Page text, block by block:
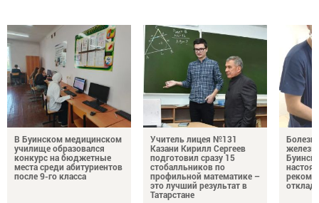
В Буинском медицинском
училище образовался
конкурс на бюджетные
места среди абитуриентов
после 9-го класса
Учитель лицея №131
Казани Кирилл Сергеев
подготовил сразу 15
стобалльников по
профильной математике –
это лучший результат в
Татарстане